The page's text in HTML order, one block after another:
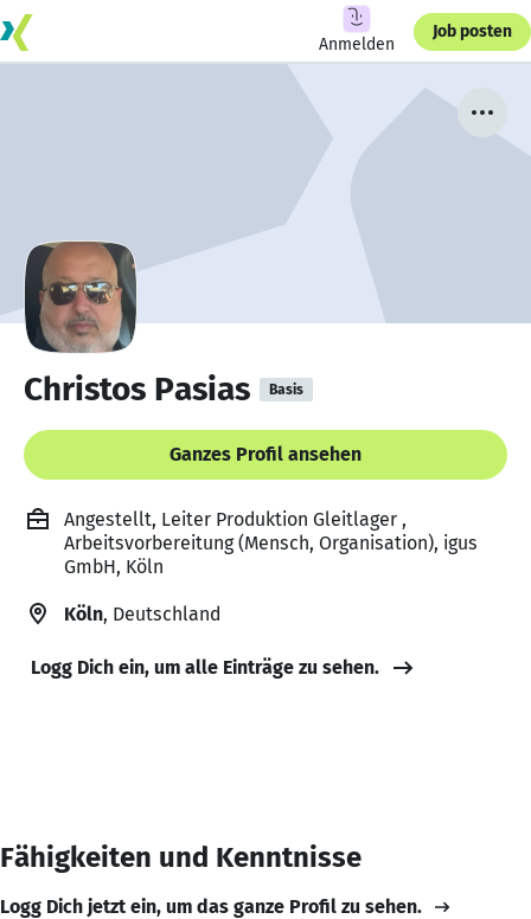
Anmelden
Job posten
Christos Pasias Basis
Ganzes Profil ansehen
Angestellt, Leiter Produktion Gleitlager ,
Arbeitsvorbereitung (Mensch, Organisation), igus
GmbH, Köln
Köln, Deutschland
Logg Dich ein, um alle Einträge zu sehen.
Fähigkeiten und Kenntnisse
Logg Dich jetzt ein, um das ganze Profil zu sehen.